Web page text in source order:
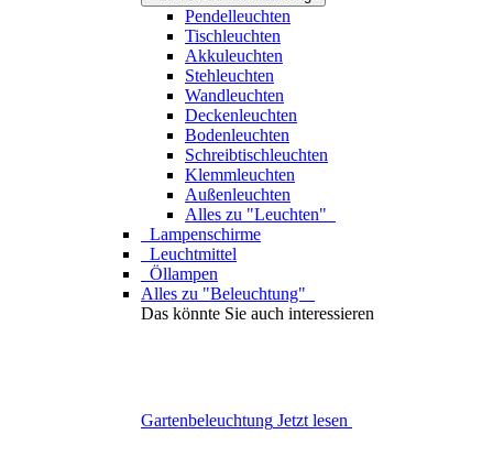
Alles zu "Leuchten"
Lampenschirme
Leuchtmittel
Öllampen
Alles zu "Beleuchtung"
Das könnte Sie auch interessieren
Gartenbeleuchtung Jetzt lesen
Schreibtisch-Beleuchtung
Beleuchtung im Wohnzimmer
Servieren
Zurück zu "Produkte"
Anrichten
Servierplatten